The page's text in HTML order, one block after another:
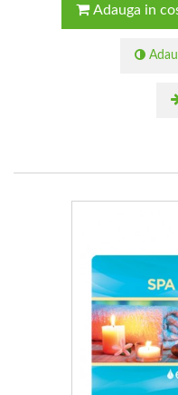
Adauga in